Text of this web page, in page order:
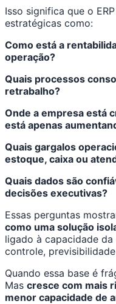
Isso significa que o
estratégicas como:
Como está a
operação?
Quais processos
retrabalho?
Onde a empresa está
está apenas
Quais gargalos
estoque, caixa ou
Quais dados são
decisões executivas?
Essas perguntas
como uma solução
ligado à capacidade
controle,
Quando essa base é
Mas cresce com mais
menor capacidade de